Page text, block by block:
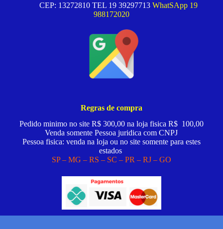
CEP: 13272810 TEL 19 39297713 WhatSApp 19
988172020
Regras de compra
Pedido minimo no site R$ 300,00 na loja fisica R$ 100,00
Venda somente Pessoa juridica com CNPJ
Pessoa fisica: venda na loja ou no site somente para estes
estados
SP – MG – RS – SC – PR – RJ – GO